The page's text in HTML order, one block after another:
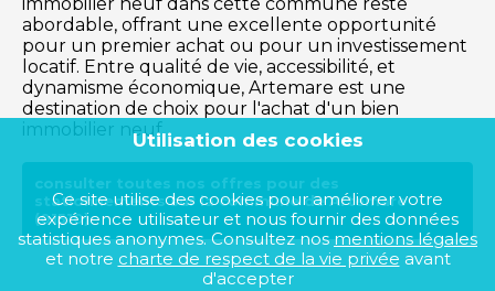
abordable, offrant une excellente opportunité
pour un premier achat ou pour un investissement
locatif. Entre qualité de vie, accessibilité, et
dynamisme économique, Artemare est une
destination de choix pour l'achat d'un bien
immobilier neuf.
consulter toutes nos offres pour des
stationnements sur la commune de Artemare
(01510)
Utilisation des cookies
Ce site utilise des cookies pour améliorer votre
expérience utilisateur et nous fournir des données
statistiques anonymes. Consultez nosmentions légales
et notre charte de respect de la vie privée avant
d'accepter